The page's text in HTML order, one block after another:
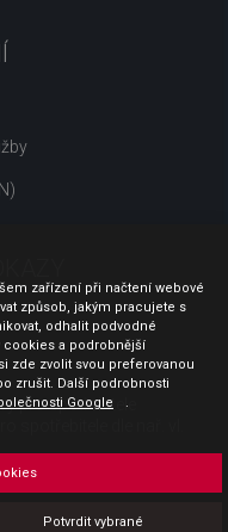
pro spotřebitele
zařízení při načtení webové
způsob, jakým pracujete s
odhalit podvodné
cookies a podrobnější
zde zvolit svou preferovanou
zrušit. Další podrobnosti
Google .
Potvrdit vybrané